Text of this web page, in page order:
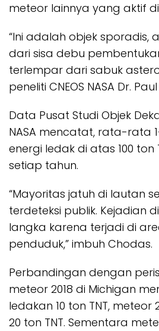
meteor lainnya yang aktif
“Ini adalah objek sporadis,
dari sisa debu
terlempar dari sabuk
peneliti CNEOS NASA Dr.
Data Pusat Studi Objek
NASA mencatat, rata-rata
energi ledak di atas 100 ton
setiap tahun.
“Mayoritas jatuh di lautan
terdeteksi publik. Kejadian
langka karena terjadi di
penduduk,” imbuh Chodas.
Perbandingan dengan
meteor 2018 di Michigan
ledakan 10 ton TNT, meteor
20 ton TNT. Sementara